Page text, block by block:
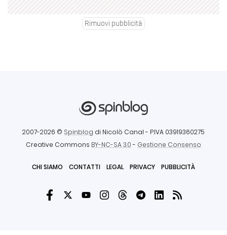
Rimuovi pubblicità
2007-2026 © Spinblog di Nicolò Canal - P.IVA 03919360275
Creative Commons BY-NC-SA 3.0- Gestione Consenso
CHI SIAMO CONTATTI LEGAL PRIVACY PUBBLICITÀ